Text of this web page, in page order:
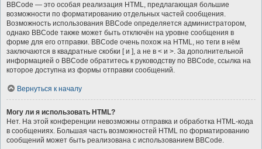
BBCode — это особая реализация HTML, предлагающая большие
возможности по форматированию отдельных частей сообщения.
Возможность использования BBCode определяется администратором,
однако BBCode также может быть отключён на уровне сообщения в
форме для его отправки. BBCode очень похож на HTML, но теги в нём
заключаются в квадратные скобки [ и ], а не в < и >. За дополнительной
информацией о BBCode обратитесь к руководству по BBCode, ссылка на
которое доступна из формы отправки сообщений.
Вернуться к началу
Могу ли я использовать HTML?
Нет. На этой конференции невозможны отправка и обработка HTML-кода
в сообщениях. Большая часть возможностей HTML по форматированию
сообщений может быть реализована с использованием BBCode.